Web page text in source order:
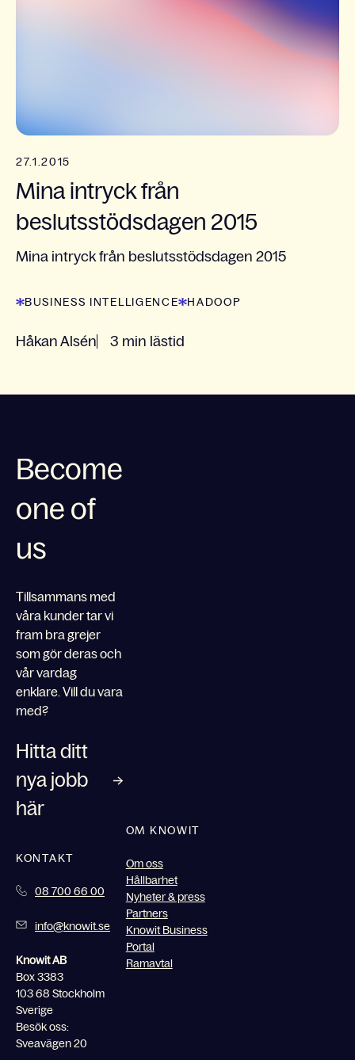
27.1.2015
Mina intryck från
beslutsstödsdagen 2015
Mina intryck från beslutsstödsdagen 2015
BUSINESS INTELLIGENCE HADOOP
Håkan Alsén 3 min lästid
Become
one of
us
Tillsammans med
våra kunder tar vi
fram bra grejer
som gör deras och
vår vardag
enklare. Vill du vara
med?
Hitta ditt
nya jobb
här
KONTAKT
08 700 66 00
info@knowit.se
Knowit AB
Box 3383
103 68 Stockholm
Sverige
Besök oss:
Sveavägen 20
OM KNOWIT
Om oss
Hållbarhet
Nyheter & press
Partners
Knowit Business
Portal
Ramavtal